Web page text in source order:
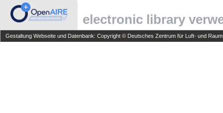
electronic library
Gestaltung Webseite und Datenbank: Copyright © Deutsches Zentrum für Luft- und